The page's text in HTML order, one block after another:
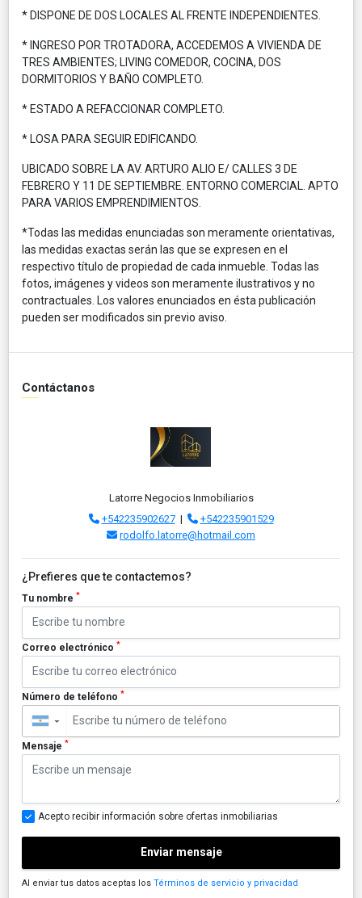
* DISPONE DE DOS LOCALES AL FRENTE INDEPENDIENTES.
* INGRESO POR TROTADORA, ACCEDEMOS A VIVIENDA DE
TRES AMBIENTES; LIVING COMEDOR, COCINA, DOS
DORMITORIOS Y BAÑO COMPLETO.
* ESTADO A REFACCIONAR COMPLETO.
* LOSA PARA SEGUIR EDIFICANDO.
UBICADO SOBRE LA AV. ARTURO ALIO E/ CALLES 3 DE
FEBRERO Y 11 DE SEPTIEMBRE. ENTORNO COMERCIAL. APTO
PARA VARIOS EMPRENDIMIENTOS.
*Todas las medidas enunciadas son meramente orientativas,
las medidas exactas serán las que se expresen en el
respectivo título de propiedad de cada inmueble. Todas las
fotos, imágenes y videos son meramente ilustrativos y no
contractuales. Los valores enunciados en ésta publicación
pueden ser modificados sin previo aviso.
Contáctanos
Latorre Negocios Inmobiliarios
+542235902627|
+542235901529
rodolfo.latorre@hotmail.com
¿Prefieres que te contactemos?
Tu nombre *
Correo electrónico *
Número de teléfono *
▼
Mensaje *
Acepto recibir información sobre ofertas inmobiliarias
Enviar mensaje
Al enviar tus datos aceptas los Términos de servicio y privacidad